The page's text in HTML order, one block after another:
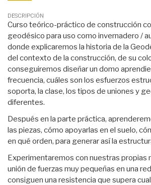
DESCRIPCIÓN
Curso teórico-práctico de construcción
geodésico para uso como invernadero /
donde explicaremos la historia de la
del contexto de la construcción, de su
conseguiremos diseñar un domo
frecuencia, cuáles son los esfuerzos
soporta, la clase, los tipos de uniones y
diferentes.
Después en la parte práctica,
las piezas, cómo apoyarlas en el suelo,
en qué orden, para generar así la
Experimentaremos con nuestras propias
unión de fuerzas muypequeñas en una
consiguen una resistencia que supera